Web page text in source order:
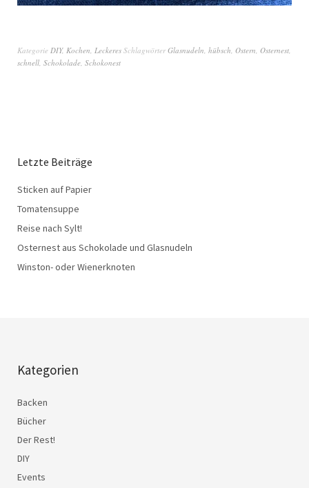
Kategorie DIY, Kochen Leckeres SchlagwörterGlasnudeln hübsch Ostern Osternest
schnell Schokolade Schokonest
Letzte Beiträge
Sticken auf Papier
Tomatensuppe
Reise nach Sylt!
Osternest aus Schokolade und Glasnudeln
Winston- oder Wienerknoten
Kategorien
Backen
Bücher
Der Rest!
DIY
Events